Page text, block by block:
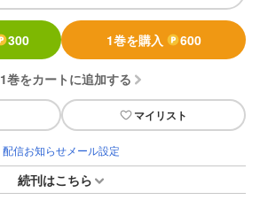
300 1巻を購入 600
1巻をカートに追加する
マイリスト
配信お知らせメール設定
続刊はこちら